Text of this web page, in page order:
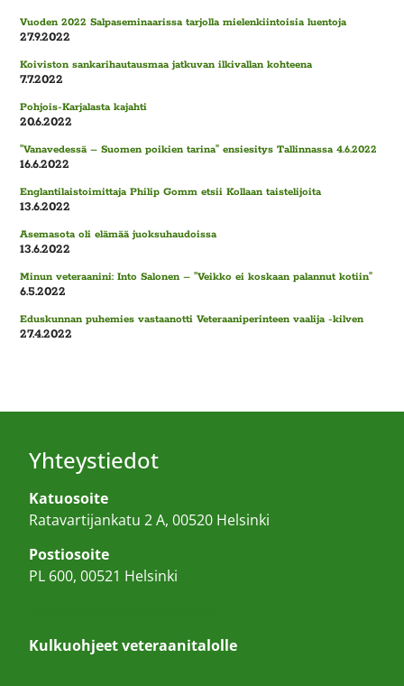
Vuoden 2022 Salpaseminaarissa tarjolla mielenkiintoisia luentoja
27.9.2022
Koiviston sankarihautausmaa jatkuvan ilkivallan kohteena
7.7.2022
Pohjois-Karjalasta kajahti
20.6.2022
”Vanavedessä – Suomen poikien tarina” ensiesitys Tallinnassa 4.6.2022
16.6.2022
Englantilaistoimittaja Philip Gomm etsii Kollaan taistelijoita
13.6.2022
Asemasota oli elämää juoksuhaudoissa
13.6.2022
Minun veteraanini: Into Salonen – ”Veikko ei koskaan palannut kotiin”
6.5.2022
Eduskunnan puhemies vastaanotti Veteraaniperinteen vaalija -kilven
27.4.2022
Yhteystiedot
Katuosoite
Ratavartijankatu 2 A, 00520 Helsinki
Postiosoite
PL 600, 00521 Helsinki
Kulkuohjeet veteraanitalolle